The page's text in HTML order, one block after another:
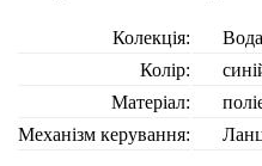
Колекція:
Вода
Колір:
Матеріал:
Механізм керування: